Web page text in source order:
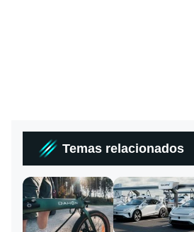
Temas relacionados